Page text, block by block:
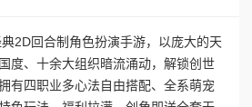
2D回合制角色扮演手游，以庞大的天
度、十余大组织暗流涌动，解锁创世
有四职业多心法自由搭配、全系萌宠